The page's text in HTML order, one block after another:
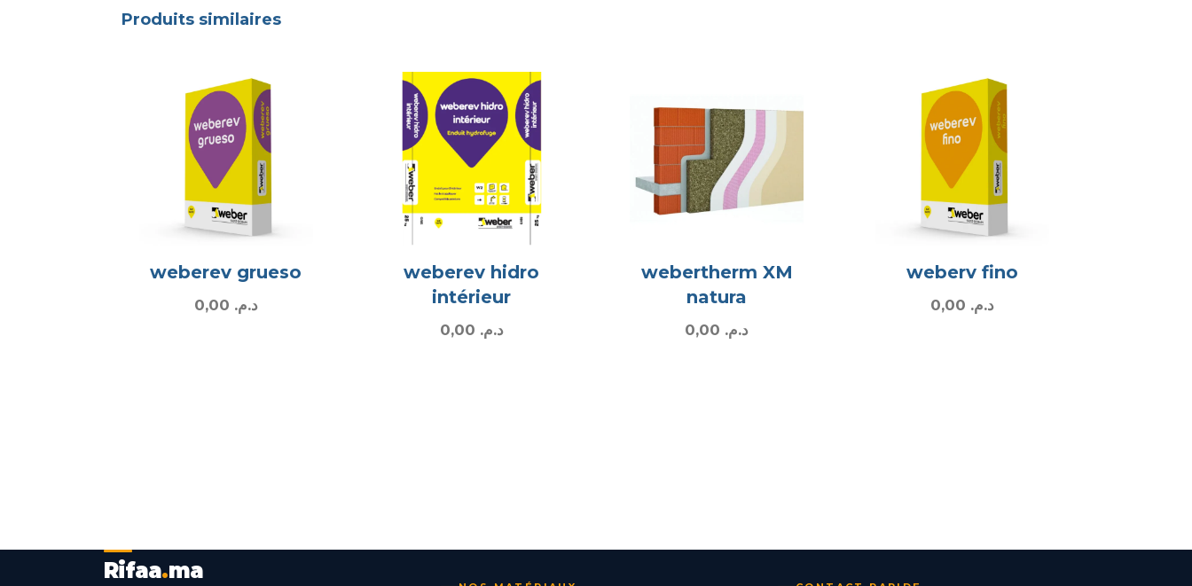
Produits similaires
weberev grueso
د.م.
weberev hidro
intérieur
د.م.
webertherm XM
natura
د.م.
weberv fino
د.م.
Rifaa.ma
Matériaux · Devis · Livraison🇲🇦